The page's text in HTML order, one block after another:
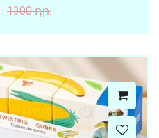
1300 դր.